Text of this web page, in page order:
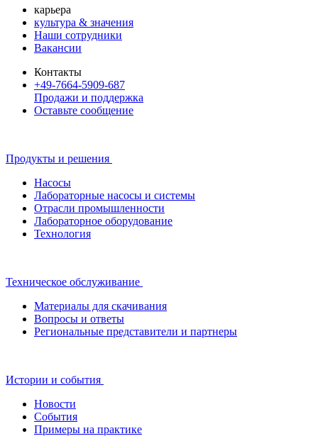
карьера
культура & значения
Наши сотрудники
Вакансии
Контакты
+49-7664-5909-687
Продажи и поддержка
Оставьте сообщение
Продукты и решения
Насосы
Лабораторные насосы и системы
Отрасли промышленности
Лабораторное оборудование
Технология
Техническое обслуживание
Материалы для скачивания
Вопросы и ответы
Региональные представители и партнеры
Истории и события
Новости
События
Примеры на практике